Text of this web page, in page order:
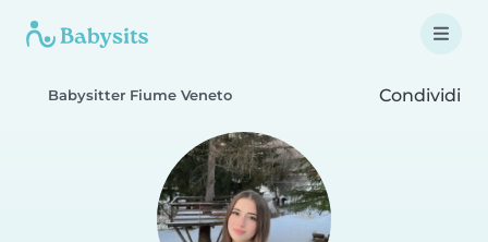
Babysitter Fiume Veneto Condividi